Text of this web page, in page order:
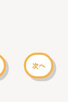
次へ